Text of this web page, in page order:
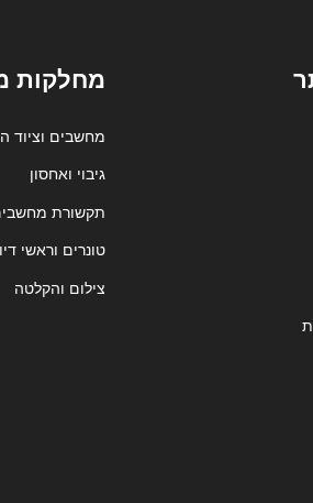
מחלקות
מחשבים וציוד
גיבוי ואחסון
תקשורת
טונרים וראשי דיו
צילום והקלטה